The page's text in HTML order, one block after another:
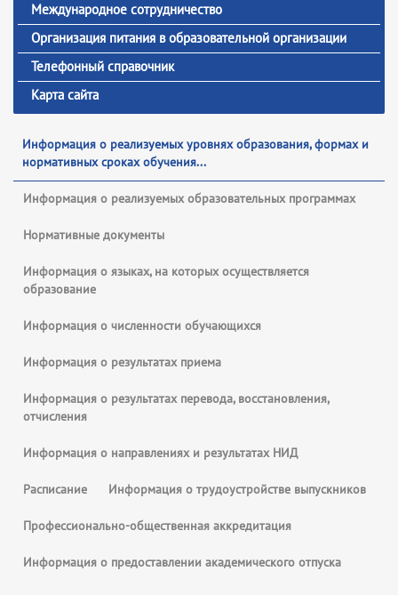
Международное сотрудничество
Организация питания в образовательной организации
Телефонный справочник
Карта сайта
Информация о реализуемых уровнях образования, формах и
нормативных сроках обучения...
Информация о реализуемых образовательных программах
Нормативные документы
Информация о языках, на которых осуществляется
образование
Информация о численности обучающихся
Информация о результатах приема
Информация о результатах перевода, восстановления,
отчисления
Информация о направлениях и результатах НИД
Расписание Информация о трудоустройстве выпускников
Профессионально-общественная аккредитация
Информация о предоставлении академического отпуска